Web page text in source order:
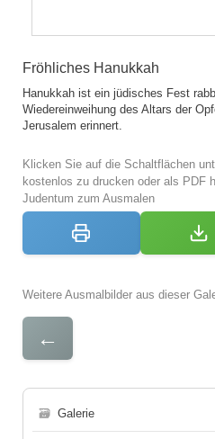
Fröhliches Hanukkah
Hanukkah ist ein jüdisches Fest
Wiedereinweihung des Altars der
Jerusalem erinnert.
Klicken Sie auf die Schaltflächen
kostenlos zu drucken oder als PDF
Judentum zum Ausmalen
Weitere Ausmalbilder aus dieser
←
🗃 Galerie